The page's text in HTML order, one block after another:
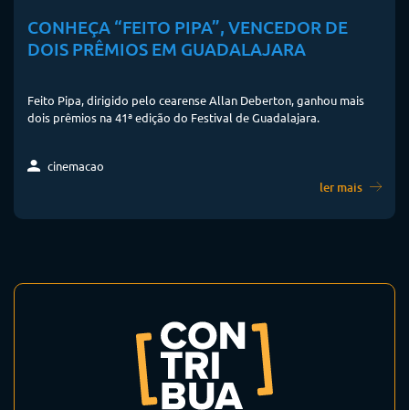
CONHEÇA “FEITO PIPA”, VENCEDOR DE
DOIS PRÊMIOS EM GUADALAJARA
Feito Pipa, dirigido pelo cearense Allan Deberton, ganhou mais
dois prêmios na 41ª edição do Festival de Guadalajara.
cinemacao
ler mais